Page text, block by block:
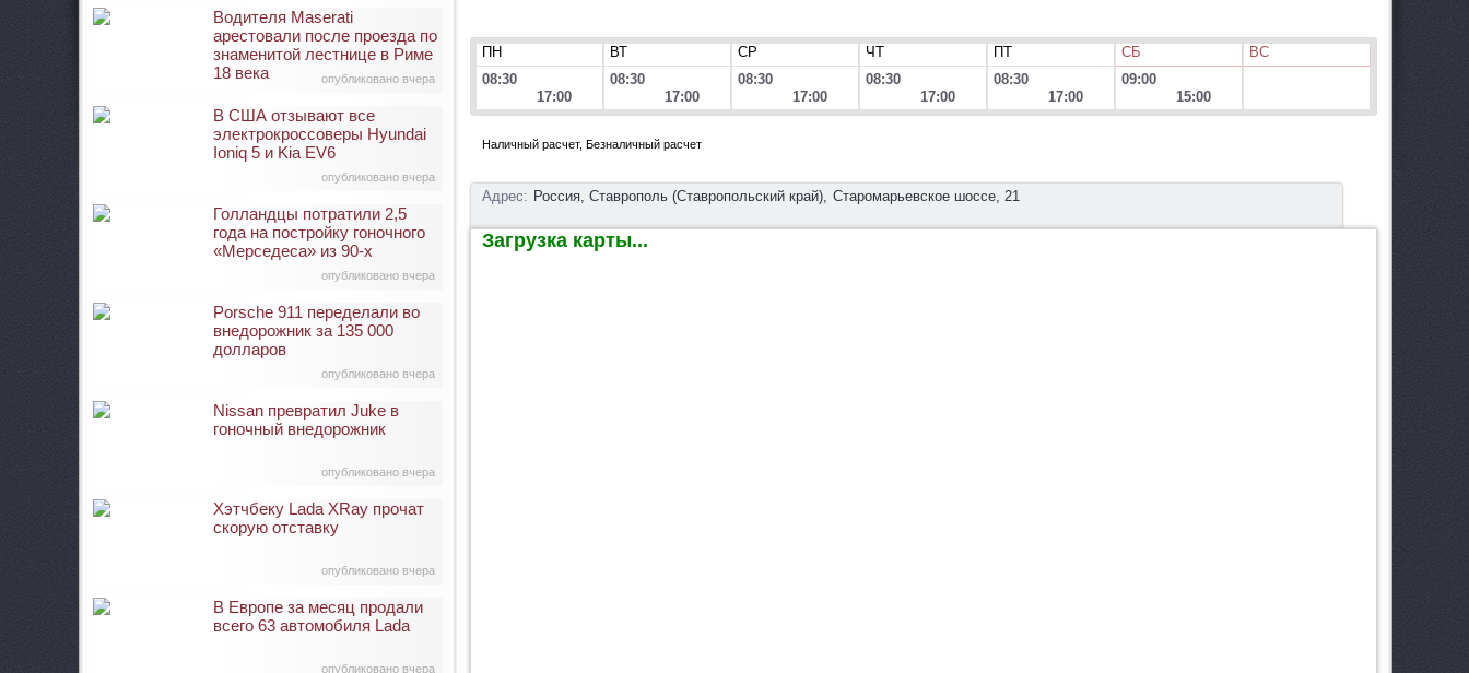
опубликовано вчера
Водителя Maserati
арестовали после проезда по
знаменитой лестнице в Риме
18 века
опубликовано вчера
В США отзывают все
электрокроссоверы Hyundai
Ioniq 5 и Kia EV6
опубликовано вчера
Голландцы потратили 2,5
года на постройку гоночного
«Мерседеса» из 90-х
опубликовано вчера
Porsche 911 переделали во
внедорожник за 135 000
долларов
опубликовано вчера
Nissan превратил Juke в
гоночный внедорожник
опубликовано вчера
Хэтчбеку Lada XRay прочат
скорую отставку
опубликовано вчера
В Европе за месяц продали
всего 63 автомобиля Lada
ПН ВТ СР ЧТ ПТ СБ
ВС
08:30
17:00
08:30
17:00
08:30
17:00
08:30
17:00
08:30
17:00
09:00
15:00
Наличный расчет, Безналичный расчет
Адрес: Россия, Ставрополь (Ставропольский край), Старомарьевское шоссе, 21
Загрузка карты...